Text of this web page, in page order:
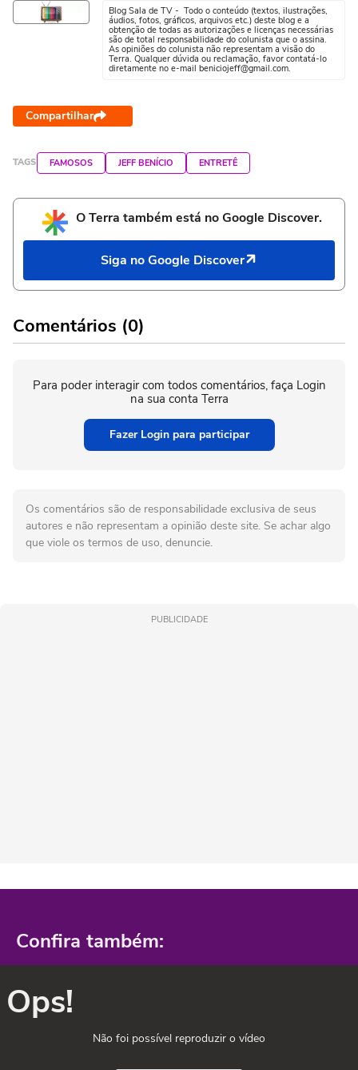
Blog Sala de TV - Todo o conteúdo (textos, ilustrações,
áudios, fotos, gráficos, arquivos etc.) deste blog e a
obtenção de todas as autorizações e licenças necessárias
são de total responsabilidade do colunista que o assina.
As opiniões do colunista não representam a visão do
Terra. Qualquer dúvida ou reclamação, favor contatá-lo
diretamente no e-mail beniciojeff@gmail.com.
Compartilhar
TAGS FAMOSOS JEFF BENÍCIO ENTRETÊ
O Terra também está no Google Discover.
Siga no Google Discover
Comentários (0)
Para poder interagir com todos comentários, faça Login
na sua conta Terra
Fazer Login para participar
Os comentários são de responsabilidade exclusiva de seus
autores e não representam a opinião deste site. Se achar algo
que viole os termos de uso, denuncie.
PUBLICIDADE
Confira também:
Ops!
Não foi possível reproduzir o vídeo